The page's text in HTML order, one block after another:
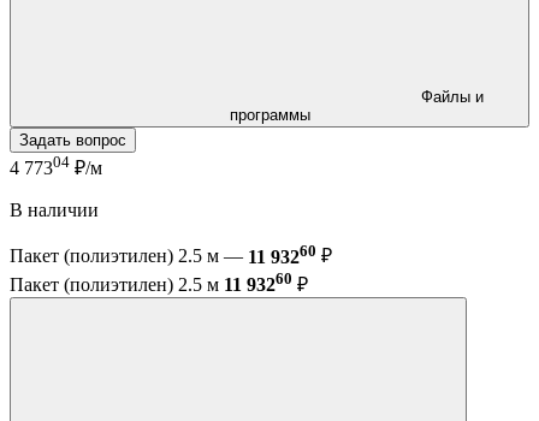
программы
Задать вопрос
4 77304 ₽/м
В наличии
Пакет (полиэтилен) 2.5 м — 11 93260 ₽
Пакет (полиэтилен) 2.5 м 11 93260 ₽